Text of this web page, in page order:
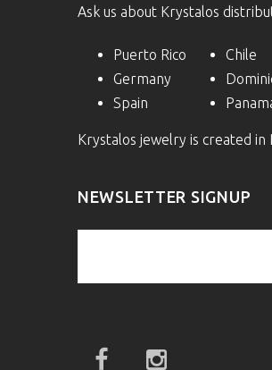
Ask us about Krystalos
Puerto Rico
Germany
Spain
Chile
Krystalos jewelry is created in
NEWSLETTER SIGNUP